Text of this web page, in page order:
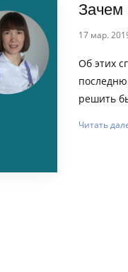
Зачем
17 мар.
Об этих
решить
Читать